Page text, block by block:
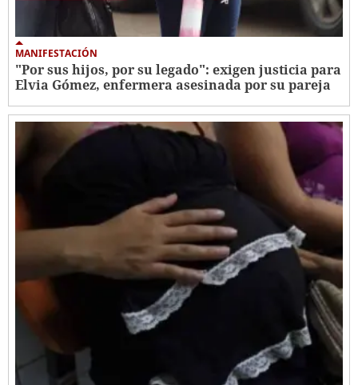
MANIFESTACIÓN
"Por sus hijos, por su legado": exigen justicia para
Elvia Gómez, enfermera asesinada por su pareja